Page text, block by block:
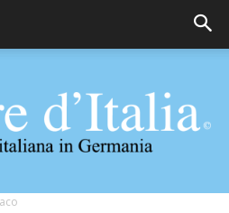
Corriere